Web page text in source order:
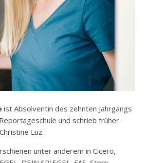
ist Absolventin des zehnten Jahrgangs
und schrieb früher
Luz.
unter anderem in Cicero,